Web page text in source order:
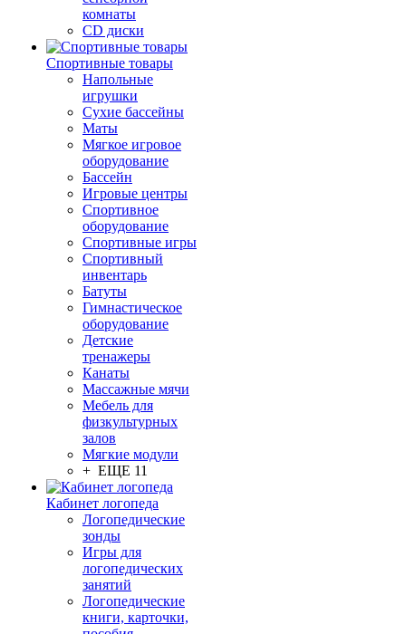
комнаты
CD диски
Спортивные товары
Напольные
игрушки
Сухие бассейны
Маты
Мягкое игровое
оборудование
Бассейн
Игровые центры
Спортивное
оборудование
Спортивные игры
Спортивный
инвентарь
Батуты
Гимнастическое
оборудование
Детские
тренажеры
Канаты
Массажные мячи
Мебель для
физкультурных
залов
Мягкие модули
+ ЕЩЕ 11
Кабинет логопеда
Логопедические
зонды
Игры для
логопедических
занятий
Логопедические
книги, карточки,